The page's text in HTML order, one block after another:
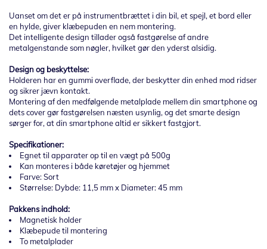
Uanset om det er på instrumentbrættet i din bil, et spejl, et bord eller
en hylde, giver klæbepuden en nem montering.
Det intelligente design tillader også fastgørelse af andre
metalgenstande som nøgler, hvilket gør den yderst alsidig.
Design og beskyttelse:
Holderen har en gummi overflade, der beskytter din enhed mod ridser
og sikrer jævn kontakt.
Montering af den medfølgende metalplade mellem din smartphone og
dets cover gør fastgørelsen næsten usynlig, og det smarte design
sørger for, at din smartphone altid er sikkert fastgjort.
Specifikationer:
Egnet til apparater op til en vægt på 500g
Kan monteres i både køretøjer og hjemmet
Farve: Sort
Størrelse: Dybde: 11,5 mm x Diameter: 45 mm
Pakkens indhold:
Magnetisk holder
Klæbepude til montering
To metalplader